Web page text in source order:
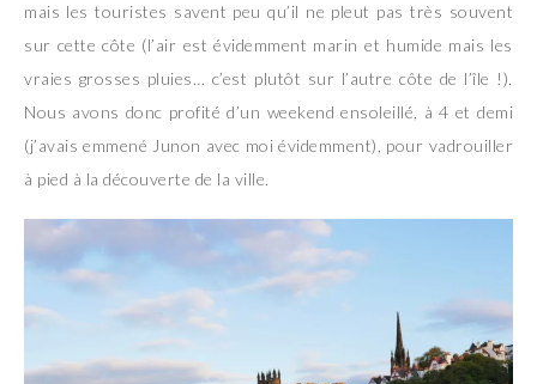
mais les touristes savent peu qu’il ne pleut pas très souvent
sur cette côte (l’air est évidemment marin et humide mais les
vraies grosses pluies… c’est plutôt sur l’autre côte de l’île !).
Nous avons donc profité d’un weekend ensoleillé, à 4 et demi
(j’avais emmené Junon avec moi évidemment), pour vadrouiller
à pied à la découverte de la ville.